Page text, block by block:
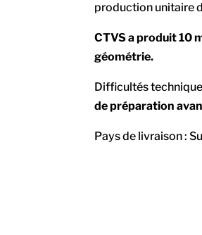
production unitaire
CTVS a produit 10
géométrie.
Difficultés
de préparation
Pays de livraison :